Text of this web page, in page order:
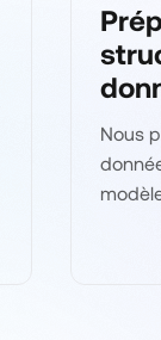
Nous